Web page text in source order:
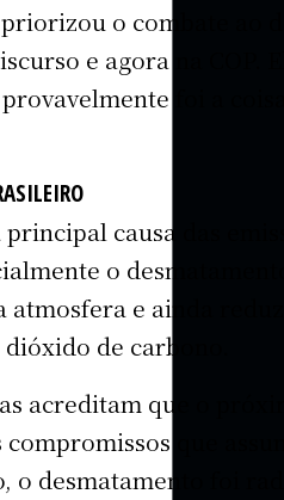
o combate ao
e agora na COP.
foi a coisa
causa das
o
atmosfera e ainda
de carbono.
acreditam que o
que
o desmatamento foi